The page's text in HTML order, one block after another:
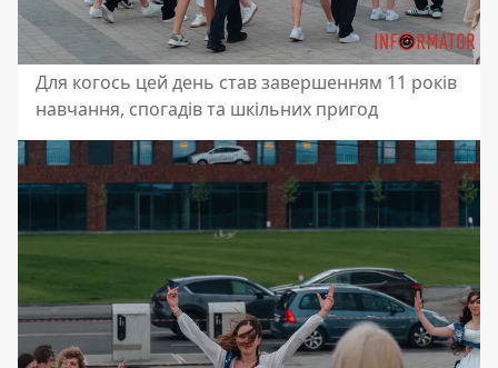
Для когось цей день став завершенням 11 років
навчання, спогадів та шкільних пригод